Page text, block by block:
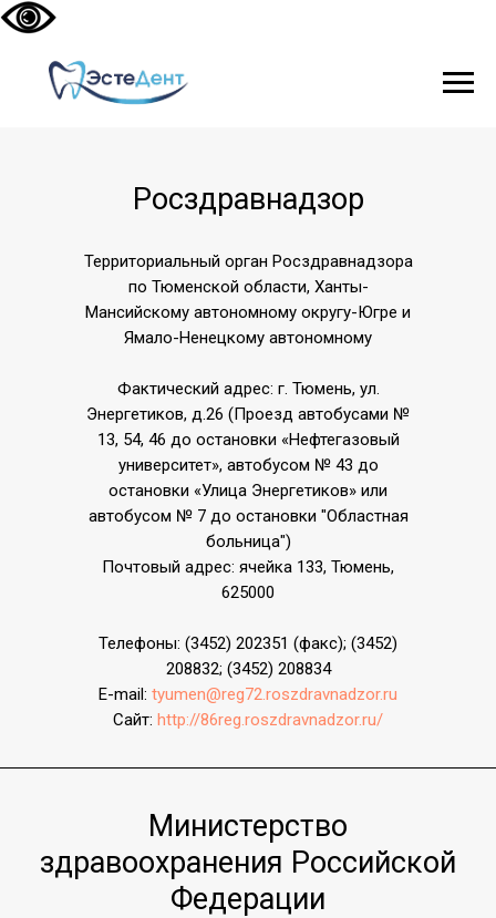
Росздравнадзор
Территориальный орган Росздравнадзора
по Тюменской области, Ханты-
Мансийскому автономному округу-Югре и
Ямало-Ненецкому автономному
Фактический адрес: г. Тюмень, ул.
Энергетиков, д.26 (Проезд автобусами №
13, 54, 46 до остановки «Нефтегазовый
университет», автобусом № 43 до
остановки «Улица Энергетиков» или
автобусом № 7 до остановки "Областная
больница")
Почтовый адрес: ячейка 133, Тюмень,
625000
Телефоны: (3452) 202351 (факс); (3452)
208832; (3452) 208834
E-mail: tyumen@reg72.roszdravnadzor.ru
Сайт: http://86reg.roszdravnadzor.ru/
Министерство
здравоохранения Росcийской
Федерации